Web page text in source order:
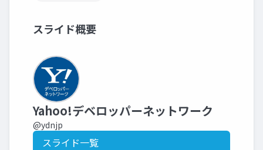
スライド概要
Yahoo!デベロッパーネットワーク
@ydnjp
スライド一覧